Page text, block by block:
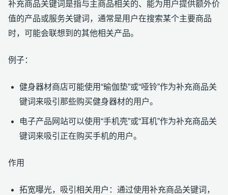
补充商品关键词是指与主商品相关的、能为用户提供额外价
值的产品或服务关键词，通常是用户在搜索某个主要商品
时，可能会联想到的其他相关产品。
例子：
健身器材商店可能使用“瑜伽垫”或“哑铃”作为补充商品关
键词来吸引那些购买健身器材的用户。
电子产品网站可以使用“手机壳”或“耳机”作为补充商品关
键词来吸引正在购买手机的用户。
作用
拓宽曝光，吸引相关用户：通过使用补充商品关键词，